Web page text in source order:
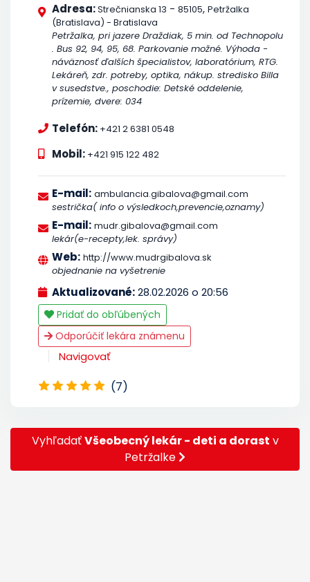
Adresa:Strečnianska 13 - 85105, Petržalka
(Bratislava) - Bratislava
Petržalka, pri jazere Draždiak, 5 min. od Technopolu
. Bus 92, 94, 95, 68. Parkovanie možné. Výhoda -
náväznosť ďalších špecialistov, laboratórium, RTG.
Lekáreň, zdr. potreby, optika, nákup. stredisko Billa
v susedstve., poschodie: Detské oddelenie,
prízemie, dvere: 034
Telefón: +421 2 6381 0548
Mobil: +421 915 122 482
E-mail: ambulancia.gibalova@gmail.com
sestrička( info o výsledkoch,prevencie,oznamy)
E-mail: mudr.gibalova@gmail.com
lekár(e-recepty,lek. správy)
Web: http://www.mudrgibalova.sk
objednanie na vyšetrenie
Aktualizované:28.02.2026 o 20:56
Pridať do obľúbených
Odporúčiť lekára známenu
Navigovať
(7)
VyhľadaťVšeobecný lekár - deti a dorast v
Petržalke